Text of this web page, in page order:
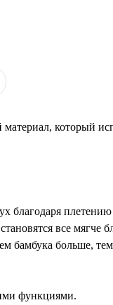
который
благодаря
все мягче
бамбука больше,
функциями.